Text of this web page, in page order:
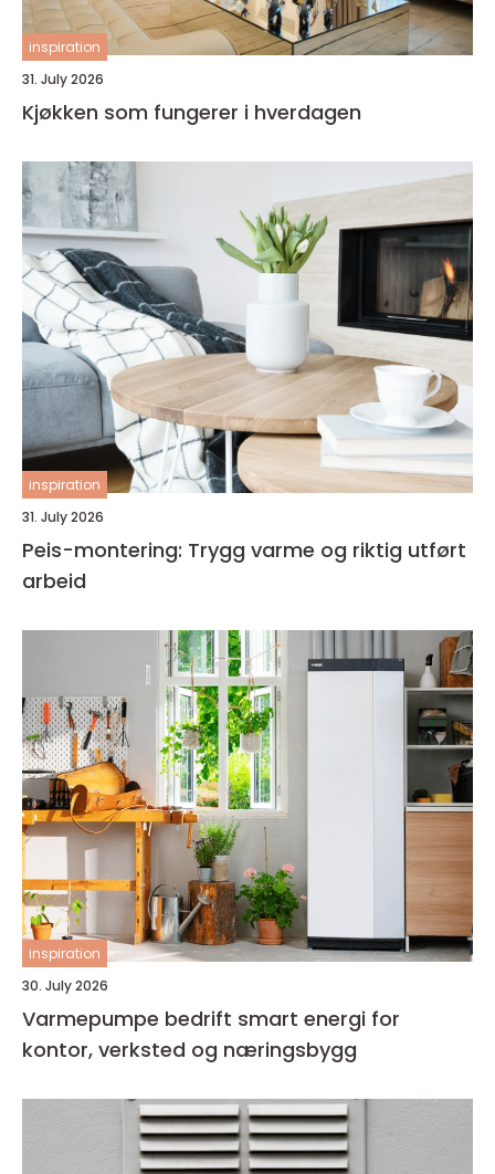
inspiration
31. July 2026
Kjøkken som fungerer i hverdagen
inspiration
31. July 2026
Peis-montering: Trygg varme og riktig utført
arbeid
inspiration
30. July 2026
Varmepumpe bedrift smart energi for
kontor, verksted og næringsbygg